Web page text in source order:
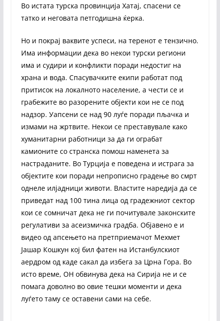
Во истата турска провинција Хатај, спасени се
татко и неговата петгодишна ќерка.
Но и покрај ваквите успеси, на теренот е тензично.
Има информации дека во некои турски региони
има и судири и конфликти поради недостиг на
храна и вода. Спасувачките екипи работат под
притисок на локалното население, а чести се и
грабежите во разорените објекти кои не се под
надзор. Уапсени се над 90 луѓе поради пљачка и
измами на жртвите. Некои се преставувале како
хуманитарни работници за да ги ограбат
камионите со странска помош наменета за
настраданите. Во Турција е поведена и истрага за
објектите кои поради непрописно градење во смрт
однеле илјадници животи. Властите наредија да се
приведат над 100 тина лица од градежниот сектор
кои се сомничат дека не ги почитувале законските
регулативи за асеизмичка градба. Објавено е и
видео од апсењето на претприемачот Мехмет
Јашар Кошкун кој бил фатен на Истанбулскиот
аердром од каде сакал да избега за Црна Гора. Во
исто време, ОН обвинува дека на Сирија не и се
помага доволно во овие тешки моменти и дека
луѓето таму се оставени сами на себе.